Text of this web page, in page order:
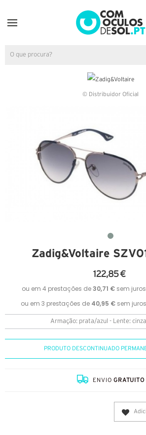
© Distribuidor Oficial
Zadig&Voltaire
122,85 €
Armação: prata/azul - Lente:
PRODUTO DESCONTINUADO
ENVIOGRATUITO